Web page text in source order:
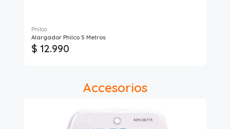
Philco
Alargador Philco 5 Metros
$ 12.990
Accesorios